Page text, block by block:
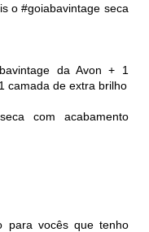
o #goiabavintage seca
da Avon + 1
camada de extra brilho
com acabamento
para vocês que tenho